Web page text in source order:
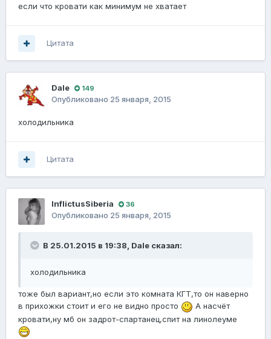
если что кровати как минимум не хватает
Цитата
Dale 149
Опубликовано 25 января, 2015
холодильника
Цитата
InflictusSiberia 36
Опубликовано 25 января, 2015
В 25.01.2015 в 19:38, Dale сказал:
холодильника
тоже был вариант,но если это комната КГТ,то он наверно
в прихожки стоит и его не видно просто
А насчёт
кровати,ну мб он задрот-спартанец,спит на линолеуме